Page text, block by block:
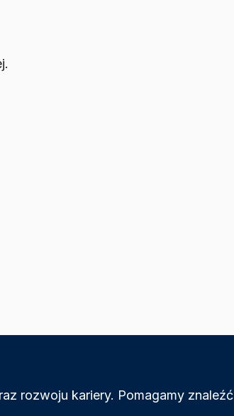
rozwoju kariery. Pomagamy znaleźć